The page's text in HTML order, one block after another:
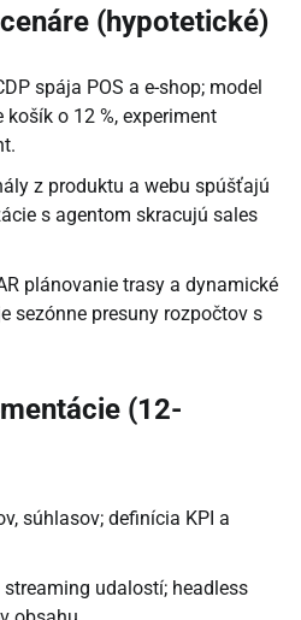
(hypotetické)
spája POS a e-shop; model
košík o 12 %, experiment
z produktu a webu spúšťajú
s agentom skracujú sales
plánovanie trasy a dynamické
sezónne presuny rozpočtov s
(12-
súhlasov; definícia KPI a
udalostí; headless